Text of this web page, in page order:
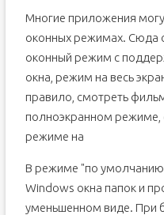
Многие приложения
оконных режимах. Сюда
оконный режим с
окна, режим на весь
правило, смотреть
полноэкранном режиме,
режиме на
В режиме "по
Windows окна папок и
уменьшенном виде. При